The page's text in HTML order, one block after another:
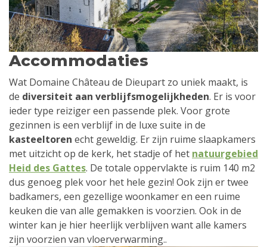
Accommodaties
Wat Domaine Château de Dieupart zo uniek maakt, is
de diversiteit aan verblijfsmogelijkheden. Er is voor
ieder type reiziger een passende plek. Voor grote
gezinnen is een verblijf in de luxe suite in de
kasteeltoren echt geweldig. Er zijn ruime slaapkamers
met uitzicht op de kerk, het stadje of het natuurgebied
Heid des Gattes. De totale oppervlakte is ruim 140 m2
dus genoeg plek voor het hele gezin! Ook zijn er twee
badkamers, een gezellige woonkamer en een ruime
keuken die van alle gemakken is voorzien. Ook in de
winter kan je hier heerlijk verblijven want alle kamers
zijn voorzien van vloerverwarming..